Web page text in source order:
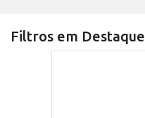
Filtros em Destaque